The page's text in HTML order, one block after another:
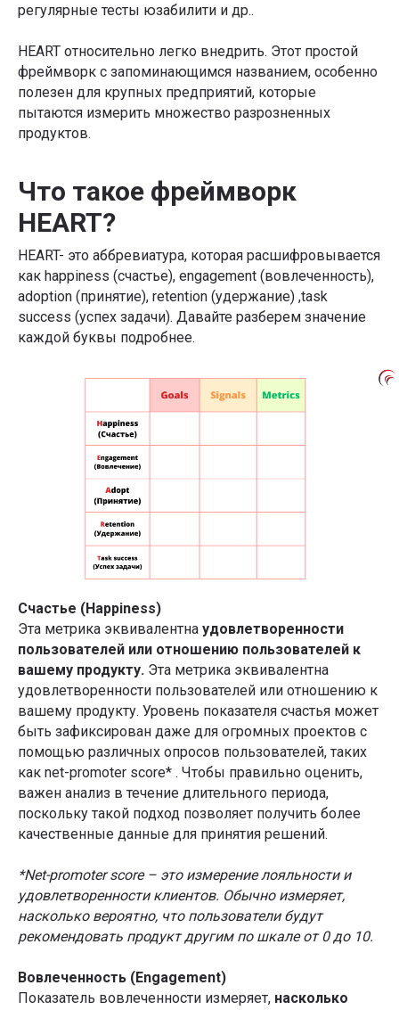
регулярные тесты юзабилити и др..
HEART относительно легко внедрить. Этот простой
фреймворк с запоминающимся названием, особенно
полезен для крупных предприятий, которые
пытаются измерить множество разрозненных
продуктов.
Что такое фреймворк
HEART?
HEART- это аббревиатура, которая расшифровывается
как happiness (счастье), engagement (вовлеченность),
adoption (принятие), retention (удержание) ,task
success (успех задачи). Давайте разберем значение
каждой буквы подробнее.
Счастье (Happiness)
Эта метрика эквивалентна удовлетворенности
пользователей или отношению пользователей к
вашему продукту. Эта метрика эквивалентна
удовлетворенности пользователей или отношению к
вашему продукту. Уровень показателя счастья может
быть зафиксирован даже для огромных проектов с
помощью различных опросов пользователей, таких
как net-promoter score* . Чтобы правильно оценить,
важен анализ в течение длительного периода,
поскольку такой подход позволяет получить более
качественные данные для принятия решений.
*Net-promoter score – это измерение лояльности и
удовлетворенности клиентов. Обычно измеряет,
насколько вероятно, что пользователи будут
рекомендовать продукт другим по шкале от 0 до 10.
Вовлеченность (Engagement)
Показатель вовлеченности измеряет, насколько